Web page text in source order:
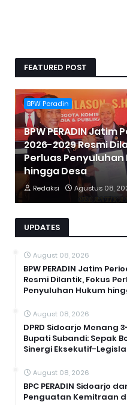
FEATURED POST
BPW Peradin
BPW PERADIN Jatim
2026-2029 Resmi
Perluas Penyuluhan
hingga Desa
Redaksi Agustus 08,
UPDATES
August 08, 2026
BPW PERADIN Jatim
Resmi Dilantik, Fokus
Penyuluhan Hukum
August 08, 2026
DPRD Sidoarjo Menang
Bupati Subandi: Sepak
Sinergi Eksekutif-
August 08, 2026
BPC PERADIN Sidoarjo
Penguatan Kemitraan